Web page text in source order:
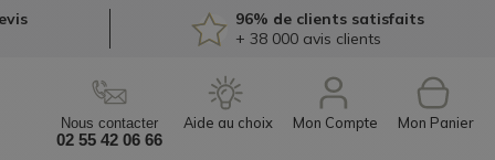
96% de clients satisfaits
+ 38 000avis clients
Nous contacter
02 55 42 06 66
Mon Compte